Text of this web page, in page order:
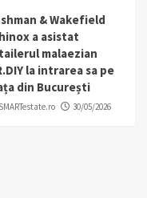
& Wakefield
a asistat
malaezian
la intrarea sa pe
din București
SMARTestate.ro 30/05/2026